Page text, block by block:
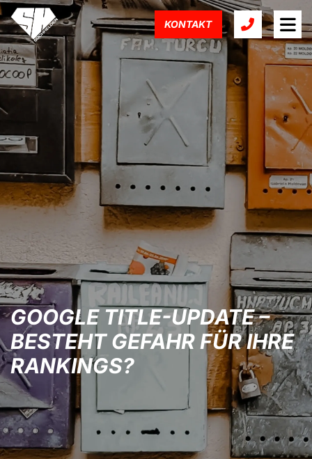
KONTAKT
GOOGLE TITLE-UPDATE –
BESTEHT GEFAHR FÜR IHRE
RANKINGS?